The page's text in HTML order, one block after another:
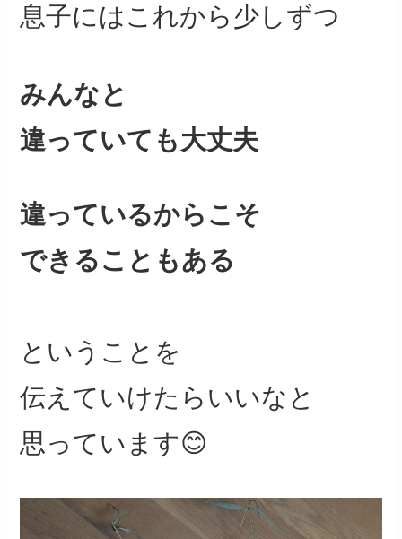
息子にはこれから少しずつ
みんなと
違っていても大丈夫
違っているからこそ
できることもある
ということを
伝えていけたらいいなと
思っています😊